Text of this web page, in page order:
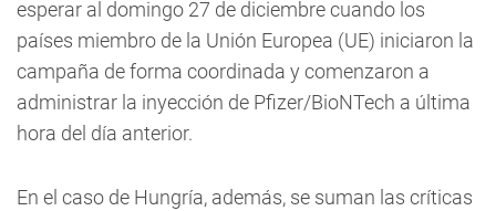
esperar al domingo 27 de diciembre cuando los
países miembro de la Unión Europea (UE) iniciaron la
campaña de forma coordinada y comenzaron a
administrar la inyección de Pfizer/BioNTech a última
hora del día anterior.
En el caso de Hungría, además, se suman las críticas